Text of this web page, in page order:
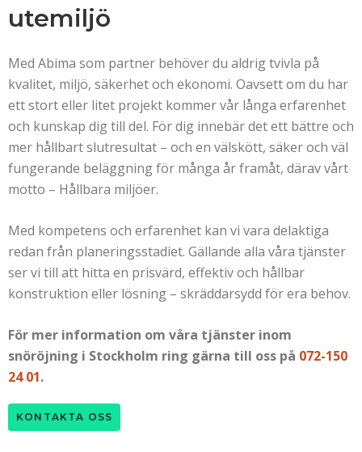
utemiljö
Med Abima som partner behöver du aldrig tvivla på
kvalitet, miljö, säkerhet och ekonomi. Oavsett om du har
ett stort eller litet projekt kommer vår långa erfarenhet
och kunskap dig till del. För dig innebär det ett bättre och
mer hållbart slutresultat – och en välskött, säker och väl
fungerande beläggning för många år framåt, därav vårt
motto – Hållbara miljöer.
Med kompetens och erfarenhet kan vi vara delaktiga
redan från planeringsstadiet. Gällande alla våra tjänster
ser vi till att hitta en prisvärd, effektiv och hållbar
konstruktion eller lösning – skräddarsydd för era behov.
För mer information om våra tjänster inom
snöröjning i Stockholm ring gärna till oss på 072-150
24 01.
KONTAKTA OSS